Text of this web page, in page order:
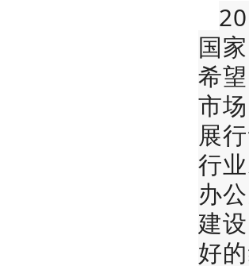
国
希
市
展
行
办
建
好